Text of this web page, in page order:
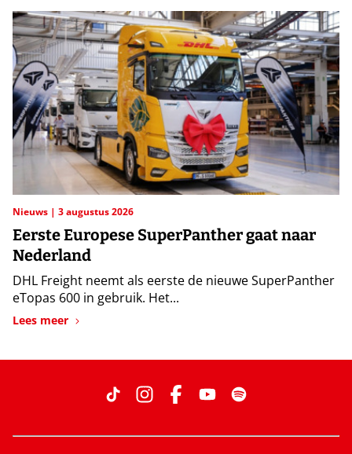
Nieuws 3 augustus 2026
Eerste Europese SuperPanther gaat naar
Nederland
DHL Freight neemt als eerste de nieuwe SuperPanther
eTopas 600 in gebruik. Het...
Lees meer